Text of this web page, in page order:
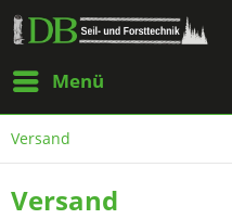
Menü
Versand
Versand